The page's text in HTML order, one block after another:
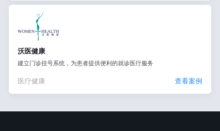
沃医健康
建立门诊挂号系统，为患者提供便利的就诊医疗服务
医疗健康 查看案例